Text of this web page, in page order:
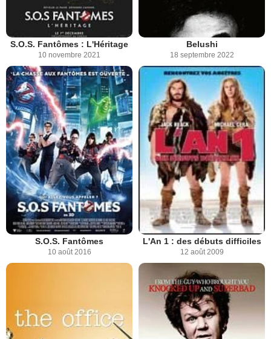
S.O.S. Fantômes : L'Héritage
10 novembre 2021
Belushi
18 septembre 2022
S.O.S. Fantômes
10 août 2016
L'An 1 : des débuts difficiles
12 août 2009